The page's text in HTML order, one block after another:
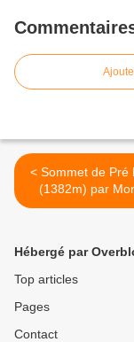
< Sommet de Pré Bouclier
(1382m) par
Hébergé par
Top articles
Pages
Contact